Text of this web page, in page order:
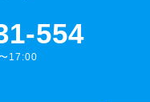
554
17:00